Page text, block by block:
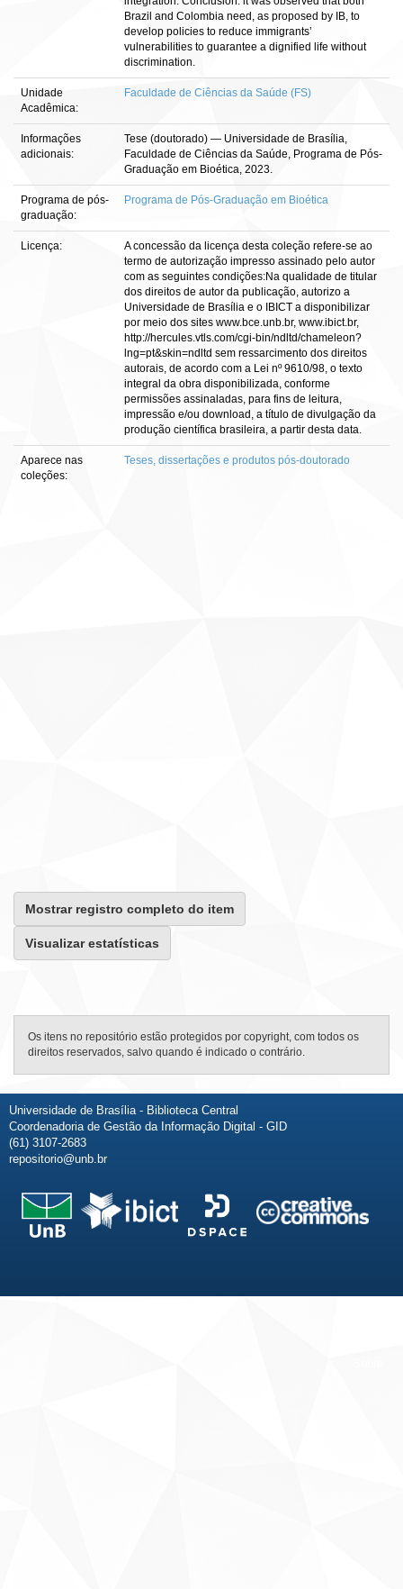
Brazil and Colombia need, as proposed by IB, to
develop policies to reduce immigrants’
vulnerabilities to guarantee a dignified life without
discrimination.
Unidade
Acadêmica:
Faculdade de Ciências da Saúde (FS)
Informações
adicionais:
Tese (doutorado) — Universidade de Brasília,
Faculdade de Ciências da Saúde, Programa de Pós-
Graduação em Bioética, 2023.
Programa de pós-
graduação:
Programa de Pós-Graduação em Bioética
Licença:
A concessão da licença desta coleção refere-se ao
termo de autorização impresso assinado pelo autor
com as seguintes condições:Na qualidade de titular
dos direitos de autor da publicação, autorizo a
Universidade de Brasília e o IBICT a disponibilizar
por meio dos sites www.bce.unb.br, www.ibict.br,
http://hercules.vtls.com/cgi-bin/ndltd/chameleon?
lng=pt&skin=ndltd sem ressarcimento dos direitos
autorais, de acordo com a Lei nº 9610/98, o texto
integral da obra disponibilizada, conforme
permissões assinaladas, para fins de leitura,
impressão e/ou download, a título de divulgação da
produção científica brasileira, a partir desta data.
Aparece nas
coleções:
Teses, dissertações e produtos pós-doutorado
Mostrar registro completo do item
Visualizar estatísticas
Os itens no repositório estão protegidos por copyright, com todos os
direitos reservados, salvo quando é indicado o contrário.
Universidade de Brasília - Biblioteca Central
Coordenadoria de Gestão da Informação Digital - GID
(61) 3107-2683
repositorio@unb.br